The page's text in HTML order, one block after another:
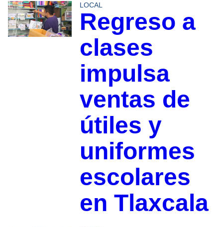
LOCAL
Regreso a
clases
impulsa
ventas de
útiles y
uniformes
escolares
en Tlaxcala